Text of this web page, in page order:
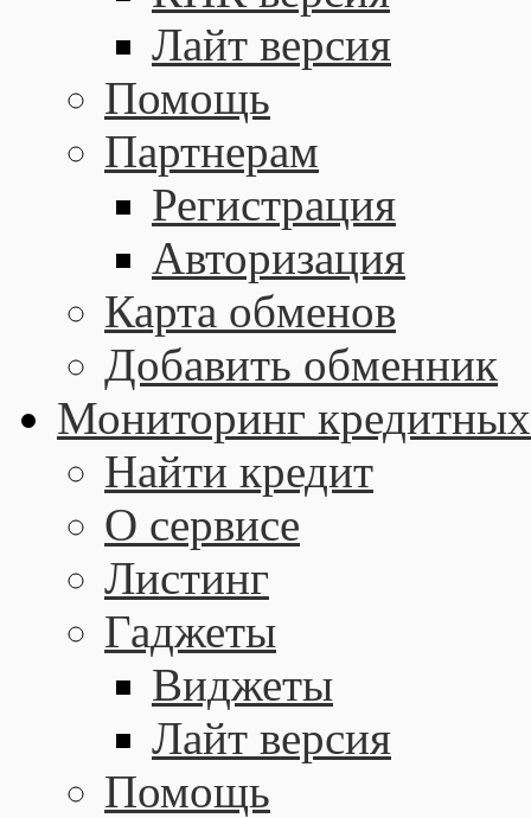
Лайт версия
Помощь
Партнерам
Регистрация
Авторизация
Карта обменов
Добавить обменник
Мониторинг кредитных
Найти кредит
О сервисе
Листинг
Гаджеты
Виджеты
Лайт версия
Помощь